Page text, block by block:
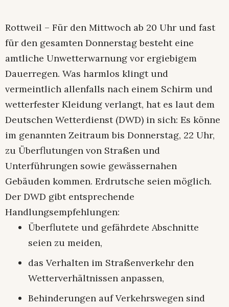
Rottweil – Für den Mittwoch ab 20 Uhr und fast
für den gesamten Donnerstag besteht eine
amtliche Unwetterwarnung vor ergiebigem
Dauerregen. Was harmlos klingt und
vermeintlich allenfalls nach einem Schirm und
wetterfester Kleidung verlangt, hat es laut dem
Deutschen Wetterdienst (DWD) in sich: Es könne
im genannten Zeitraum bis Donnerstag, 22 Uhr,
zu Überflutungen von Straßen und
Unterführungen sowie gewässernahen
Gebäuden kommen. Erdrutsche seien möglich.
Der DWD gibt entsprechende
Handlungsempfehlungen:
Überflutete und gefährdete Abschnitte
seien zu meiden,
das Verhalten im Straßenverkehr den
Wetterverhältnissen anpassen,
Behinderungen auf Verkehrswegen sind